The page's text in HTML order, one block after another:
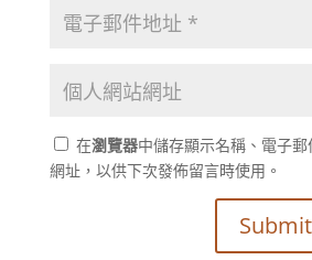
在瀏覽器中儲存顯示名稱、電子
網址，以供下次發佈留言時使用。